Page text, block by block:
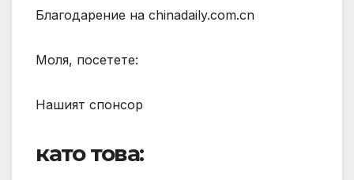
Благодарение на chinadaily.com.cn
Моля, посетете:
Нашият спонсор
като това: